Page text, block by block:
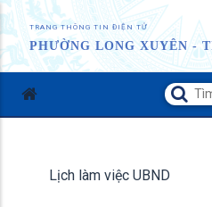
TRANG THÔNG TIN ĐIỆN TỬ
PHƯỜNG LONG XUYÊN -
Lịch làm việc UBND